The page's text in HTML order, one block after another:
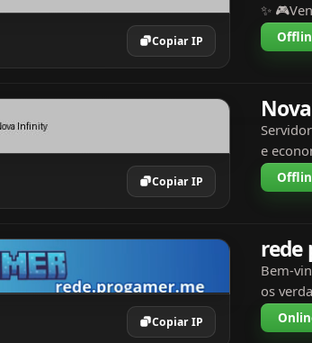
Copiar IP
✨
Semi-
Copiar IP
e
grande
da
Copiar IP
rede
Bem-
os
à parte)
Parkour